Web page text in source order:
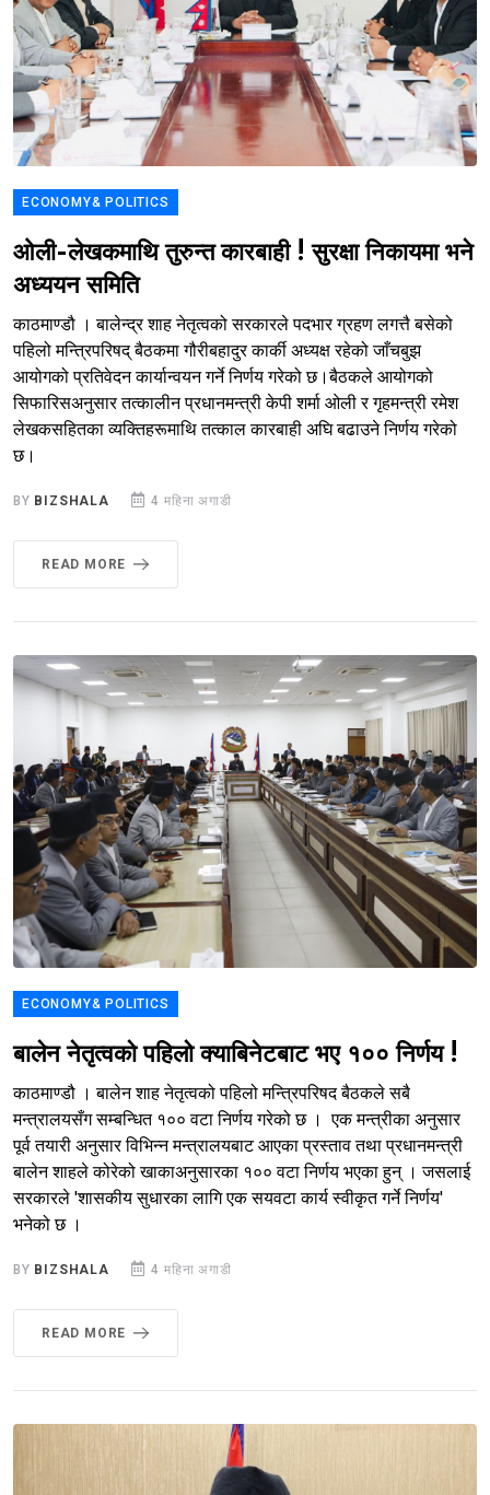
ECONOMY& POLITICS
ओली-लेखकमाथि तुरुन्त कारबाही ! सुरक्षा निकायमा भने
अध्ययन समिति
काठमाण्डौ । बालेन्द्र शाह नेतृत्वको सरकारले पदभार ग्रहण लगत्तै बसेको
पहिलो मन्त्रिपरिषद् बैठकमा गौरीबहादुर कार्की अध्यक्ष रहेको जाँचबुझ
आयोगको प्रतिवेदन कार्यान्वयन गर्ने निर्णय गरेको छ।बैठकले आयोगको
सिफारिसअनुसार तत्कालीन प्रधानमन्त्री केपी शर्मा ओली र गृहमन्त्री रमेश
लेखकसहितका व्यक्तिहरूमाथि तत्काल कारबाही अघि बढाउने निर्णय गरेको
छ।
BY BIZSHALA 4 महिना अगाडी
READ MORE
ECONOMY& POLITICS
बालेन नेतृत्वको पहिलो क्याबिनेटबाट भए १०० निर्णय !
काठमाण्डौ । बालेन शाह नेतृत्वको पहिलो मन्त्रिपरिषद बैठकले सबै
मन्त्रालयसँग सम्बन्धित १०० वटा निर्णय गरेको छ । एक मन्त्रीका अनुसार
पूर्व तयारी अनुसार विभिन्न मन्त्रालयबाट आएका प्रस्ताव तथा प्रधानमन्त्री
बालेन शाहले कोरेको खाकाअनुसारका १०० वटा निर्णय भएका हुन् । जसलाई
सरकारले 'शासकीय सुधारका लागि एक सयवटा कार्य स्वीकृत गर्ने निर्णय'
भनेको छ ।
BY BIZSHALA 4 महिना अगाडी
READ MORE